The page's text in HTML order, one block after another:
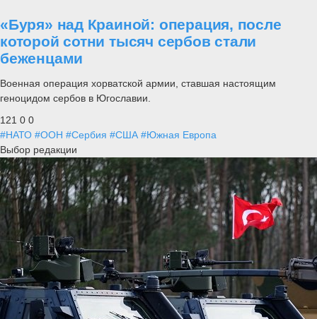
«Буря» над Краиной: операция, после
которой сотни тысяч сербов стали
беженцами
Военная операция хорватской армии, ставшая настоящим
геноцидом сербов в Югославии.
121 0 0
#НАТО #ООН #Сербия #США #Южная Европа
Выбор редакции